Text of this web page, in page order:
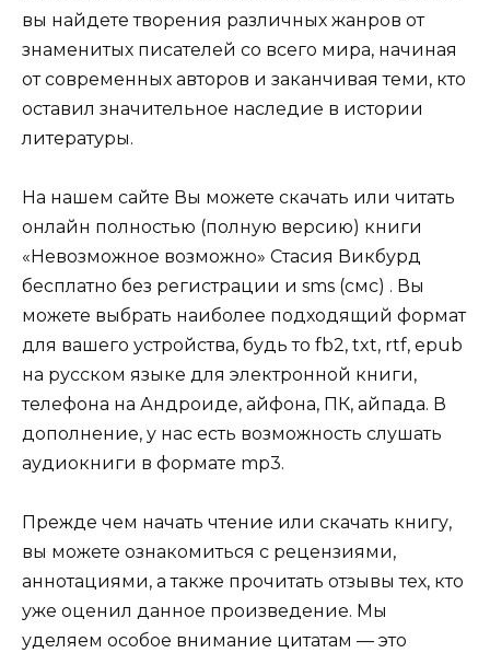
вы найдете творения различных жанров от
знаменитых писателей со всего мира, начиная
от современных авторов и заканчивая теми, кто
оставил значительное наследие в истории
литературы.
На нашем сайте Вы можете скачать или читать
онлайн полностью (полную версию) книги
«Невозможное возможно» Стасия Викбурд
бесплатно без регистрации и sms (смс) . Вы
можете выбрать наиболее подходящий формат
для вашего устройства, будь то fb2, txt, rtf, epub
на русском языке для электронной книги,
телефона на Андроиде, айфона, ПК, айпада. В
дополнение, у нас есть возможность слушать
аудиокниги в формате mp3.
Прежде чем начать чтение или скачать книгу,
вы можете ознакомиться с рецензиями,
аннотациями, а также прочитать отзывы тех, кто
уже оценил данное произведение. Мы
уделяем особое внимание цитатам — это